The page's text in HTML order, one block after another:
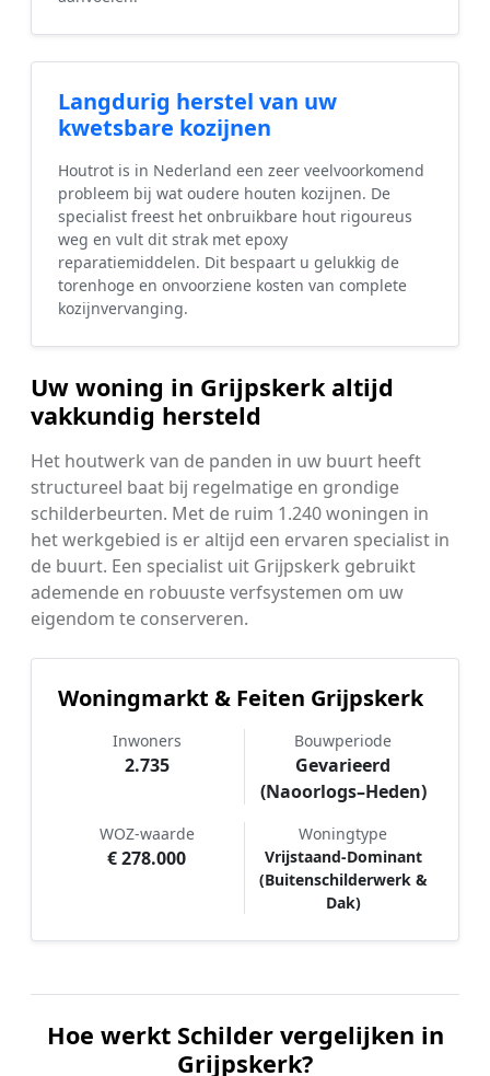
Langdurig herstel van uw
kwetsbare kozijnen
Houtrot is in Nederland een zeer veelvoorkomend
probleem bij wat oudere houten kozijnen. De
specialist freest het onbruikbare hout rigoureus
weg en vult dit strak met epoxy
reparatiemiddelen. Dit bespaart u gelukkig de
torenhoge en onvoorziene kosten van complete
kozijnvervanging.
Uw woning in Grijpskerk altijd
vakkundig hersteld
Het houtwerk van de panden in uw buurt heeft
structureel baat bij regelmatige en grondige
schilderbeurten. Met de ruim 1.240 woningen in
het werkgebied is er altijd een ervaren specialist in
de buurt. Een specialist uit Grijpskerk gebruikt
ademende en robuuste verfsystemen om uw
eigendom te conserveren.
Woningmarkt & Feiten Grijpskerk
Inwoners
2.735
Bouwperiode
Gevarieerd
(Naoorlogs–Heden)
WOZ-waarde
€ 278.000
Woningtype
Vrijstaand-Dominant
(Buitenschilderwerk &
Dak)
Hoe werkt Schilder vergelijken in
Grijpskerk?